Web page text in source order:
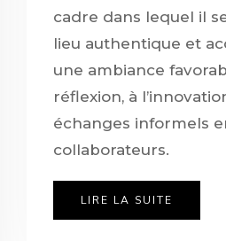
cadre dans lequel il
lieu authentique et
une ambiance
réflexion, à
échanges informels
collaborateurs.
LIRE LA SUITE